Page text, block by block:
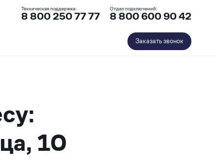
Техническая поддержка:
8 800 250 77 77
Отдел подключений:
8 800 600 90 42
Заказать звонок
10